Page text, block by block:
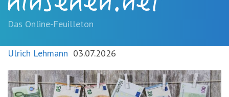
(Accesskey
'1')Zur
springen
'3') Zur
Suche
Das Online-Feuilleton
Ulrich Lehmann 03.07.2026